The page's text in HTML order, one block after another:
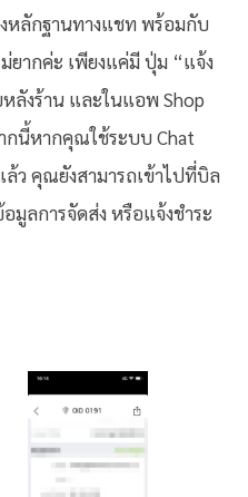
หลักฐานทางแชท พร้อมกับ
ากค่ะ เพียงแค่มี ปุ่ม “แจ้ง
ลังร้าน และในแอพ Shop
กนี้หากคุณใช้ระบบ Chat
ว คุณยังสามารถเข้าไปที่บิล
มูลการจัดส่ง หรือแจ้งชำระ